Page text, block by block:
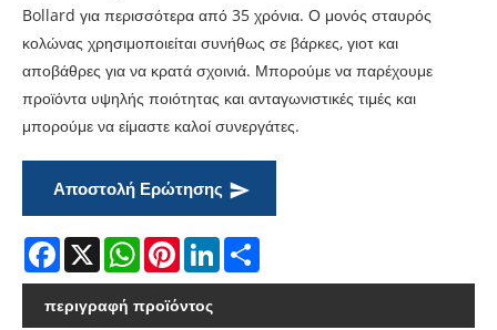
Bollard για περισσότερα από 35 χρόνια. Ο μονός σταυρός
κολώνας χρησιμοποιείται συνήθως σε βάρκες, γιοτ και
αποβάθρες για να κρατά σχοινιά. Μπορούμε να παρέχουμε
προϊόντα υψηλής ποιότητας και ανταγωνιστικές τιμές και
μπορούμε να είμαστε καλοί συνεργάτες.
Αποστολή Ερώτησης
Facebook
X WhatsAppPinterestLinkedIn
περιγραφή προϊόντος